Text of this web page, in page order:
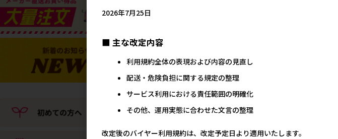
ぐろ 白身魚･野菜入り
100g【メーカーフェア10】
メーカー希望小売価格
ーカーフェア10】
2026年7月25日
■ 主な改定内容
利用規約全体の表現および内容の見直し
配送・危険負担に関する規定の整理
サービス利用における責任範囲の明確化
その他、運用実態に合わせた文言の整理
改定後のバイヤー利用規約は、改定予定日より適用いたします。